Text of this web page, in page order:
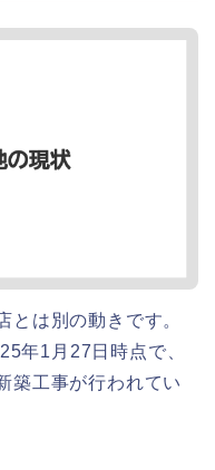
とは別の動きです。
年1月27日時点で、
築工事が行われてい